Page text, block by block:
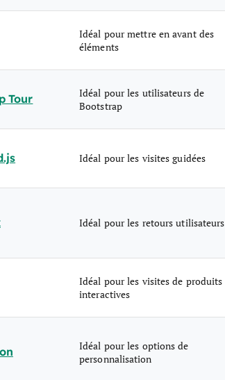
Idéal pour mettre en avant des
éléments
Tour
Idéal pour les utilisateurs de
Bootstrap
Idéal pour les visites guidées
Idéal pour les retours utilisateurs
Idéal pour les visites de produits
interactives
Idéal pour les options de
personnalisation